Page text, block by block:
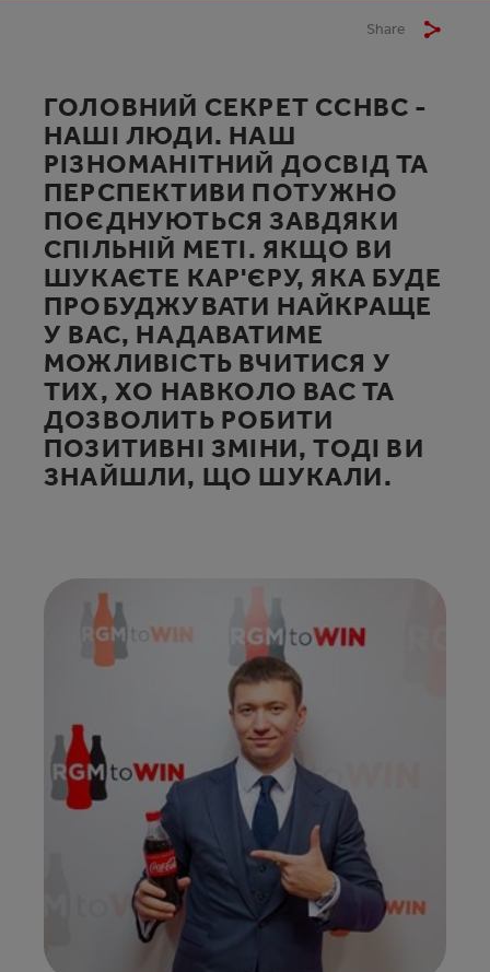
Share
ГОЛОВНИЙ СЕКРЕТ CCHBC -
НАШІ ЛЮДИ. НАШ
РІЗНОМАНІТНИЙ ДОСВІД ТА
ПЕРСПЕКТИВИ ПОТУЖНО
ПОЄДНУЮТЬСЯ ЗАВДЯКИ
СПІЛЬНІЙ МЕТІ. ЯКЩО ВИ
ШУКАЄТЕ КАР'ЄРУ, ЯКА БУДЕ
ПРОБУДЖУВАТИ НАЙКРАЩЕ
У ВАС, НАДАВАТИМЕ
МОЖЛИВІСТЬ ВЧИТИСЯ У
ТИХ, ХО НАВКОЛО ВАС ТА
ДОЗВОЛИТЬ РОБИТИ
ПОЗИТИВНІ ЗМІНИ, ТОДІ ВИ
ЗНАЙШЛИ, ЩО ШУКАЛИ.